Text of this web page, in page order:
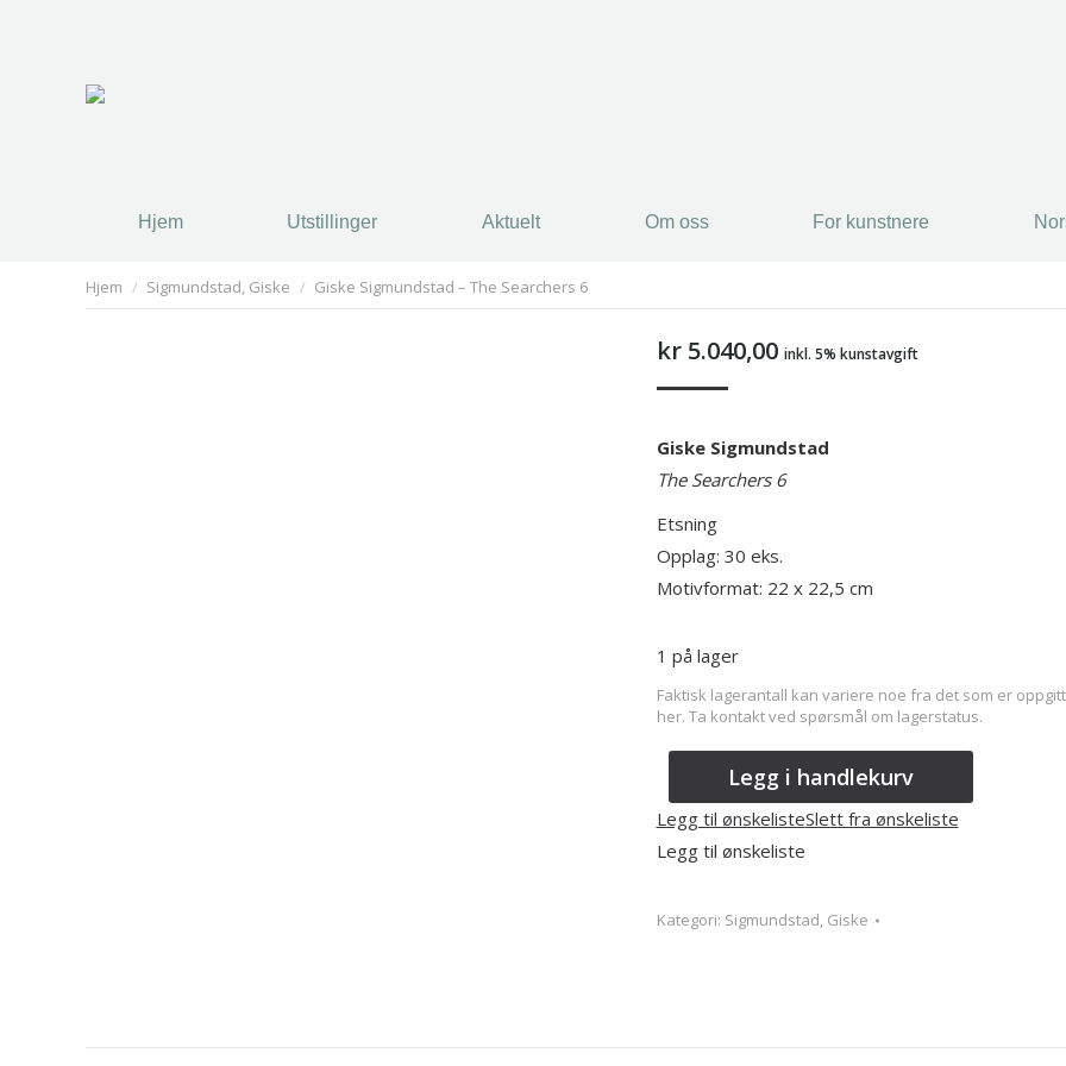
Hjem Utstillinger Aktuelt Om oss For kunstnere
You are here:
Hjem Sigmundstad, Giske Giske Sigmundstad – The Searchers 6
kr5.040,00 inkl. 5% kunstavgift
Giske Sigmundstad
The Searchers 6
Etsning
Opplag: 30 eks.
Motivformat: 22 x 22,5 cm
1 på lager
Faktisk lagerantall kan variere noe fra det som er oppgitt
her. Ta kontakt ved spørsmål om lagerstatus.
Legg i handlekurv
Legg til ønskelisteSlett fra ønskeliste
Legg til ønskeliste
Kategori: Sigmundstad, Giske